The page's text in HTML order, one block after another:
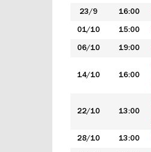
23/9 16:00
01/10 15:00
06/10 19:00
14/10 16:00
22/10 13:00
28/10 13:00